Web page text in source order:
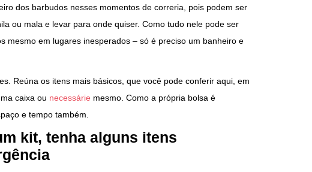
dos barbudos nesses momentos de correria, pois podem ser
ou mala e levar para onde quiser. Como tudo nele pode ser
mesmo em lugares inesperados – só é preciso um banheiro e
Reúna os itens mais básicos, que você pode conferir aqui, em
caixa ou necessárie mesmo. Como a própria bolsa é
e tempo também.
kit, tenha alguns itens